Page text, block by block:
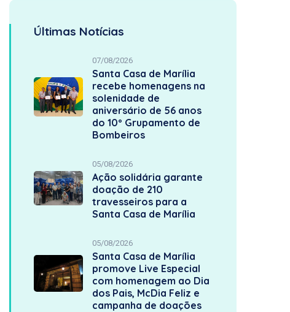
Últimas Notícias
07/08/2026
Santa Casa de Marília
recebe homenagens na
solenidade de
aniversário de 56 anos
do 10º Grupamento de
Bombeiros
05/08/2026
Ação solidária garante
doação de 210
travesseiros para a
Santa Casa de Marília
05/08/2026
Santa Casa de Marília
promove Live Especial
com homenagem ao Dia
dos Pais, McDia Feliz e
campanha de doações